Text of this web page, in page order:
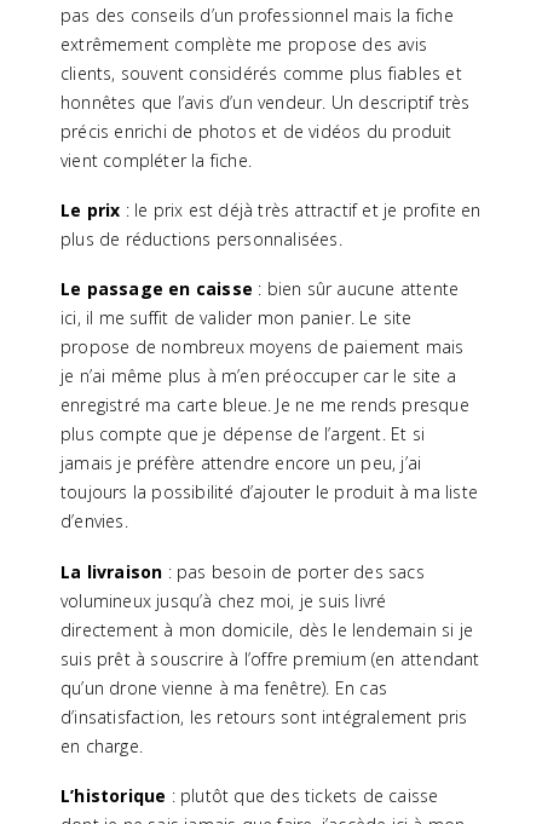
pas des conseils d’un professionnel mais la fiche
extrêmement complète me propose des avis
clients, souvent considérés comme plus fiables et
honnêtes que l’avis d’un vendeur. Un descriptif très
précis enrichi de photos et de vidéos du produit
vient compléter la fiche.
Le prix : le prix est déjà très attractif et je profite en
plus de réductions personnalisées.
Le passage en caisse : bien sûr aucune attente
ici, il me suffit de valider mon panier. Le site
propose de nombreux moyens de paiement mais
je n’ai même plus à m’en préoccuper car le site a
enregistré ma carte bleue. Je ne me rends presque
plus compte que je dépense de l’argent. Et si
jamais je préfère attendre encore un peu, j’ai
toujours la possibilité d’ajouter le produit à ma liste
d’envies.
La livraison : pas besoin de porter des sacs
volumineux jusqu’à chez moi, je suis livré
directement à mon domicile, dès le lendemain si je
suis prêt à souscrire à l’offre premium (en attendant
qu’un drone vienne à ma fenêtre). En cas
d’insatisfaction, les retours sont intégralement pris
en charge.
L’historique : plutôt que des tickets de caisse